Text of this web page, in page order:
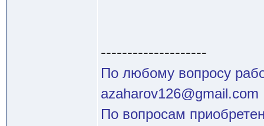
--------------------
По любому вопросу
azaharov126@gmail.com
По вопросам